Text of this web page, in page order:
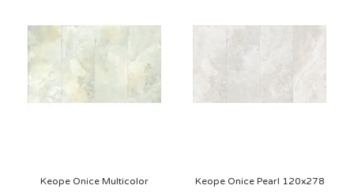
Keope Onice Multicolor
Keope Onice Pearl 120x278